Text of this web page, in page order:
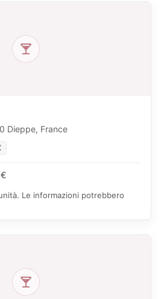
Dieppe, France
Le informazioni potrebbero